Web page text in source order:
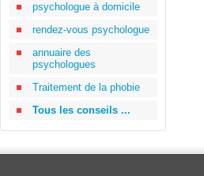
psychologue à domicile
rendez-vous psychologue
annuaire des
psychologues
Traitement de la phobie
Tous les conseils ...